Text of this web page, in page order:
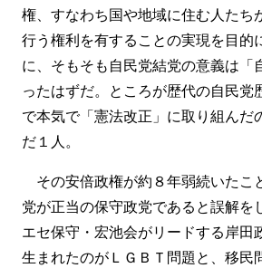
権、すなわち国や地域に住む人たち
行う権利を有することの実現を目的
に、そもそも自民党結党の意義は「
ったはずだ。ところが歴代の自民党
で本気で「憲法改正」に取り組んだ
だ１人。
その安倍政権が約８年弱続いたこ
党が正当の保守政党であると誤解を
エセ保守・宏池会がリードする岸田
生まれたのがＬＧＢＴ問題と、移民